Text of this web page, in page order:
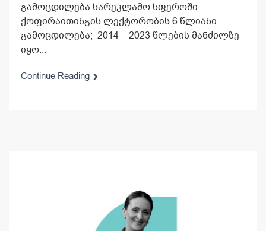
გამოცდილება სარეკლამო სფეროში;
ქოფირაითინგის ლექტორობის 6 წლიანი
გამოცდილება; 2014 – 2023 წლების მანძილზე
იყო...
Continue Reading